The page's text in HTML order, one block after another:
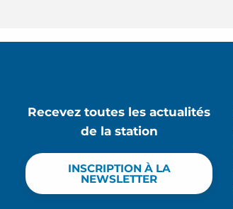
Recevez toutes les actualités
de la station
INSCRIPTION À LA
NEWSLETTER